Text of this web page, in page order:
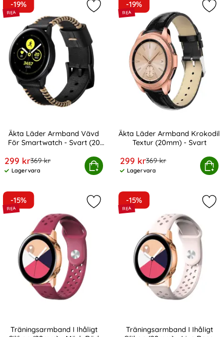
-19%
Äkta Läder Armband Vävd
För Smartwatch - Svart (20
rea pris
299 krtidigare pris
369 kr
Tillgänglighet:
Lagervara
Köp
Armband Vävd För Smartwatch - Svart (20 mm)
Markera Äkta Läder Armband
-19%
Äkta Läder Armband Krokodil
Textur (20mm) - Svart
rea pris
299 krtidigare pris
369 kr
Tillgänglighet:
Lagervara
Köp
Äkta Läder Armband
-15%
Träningsarmband I Ihåligt
Markera träningsarmband I Ihåligt
-15%
Träningsarmband I Ihåligt